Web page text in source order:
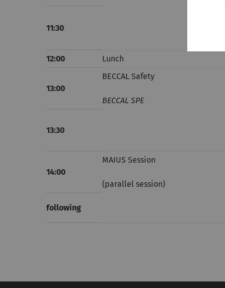
11:30
12:00 Lunch
13:00
BECCAL Safety
BECCAL SPE
13:30
14:00
MAIUS Session
(parallel session)
following